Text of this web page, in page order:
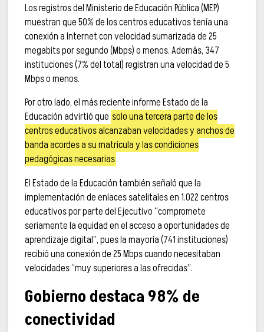
Los registros del Ministerio de Educación Pública (MEP)
muestran que 50% de los centros educativos tenía una
conexión a Internet con velocidad sumarizada de 25
megabits por segundo (Mbps) o menos. Además, 347
instituciones (7% del total) registran una velocidad de 5
Mbps o menos.
Por otro lado, el más reciente informe Estado de la
Educación advirtió que solo una tercera parte de los
centros educativos alcanzaban velocidades y anchos de
banda acordes a su matrícula y las condiciones
pedagógicas necesarias.
El Estado de la Educación también señaló que la
implementación de enlaces satelitales en 1.022 centros
educativos por parte del Ejecutivo “compromete
seriamente la equidad en el acceso a oportunidades de
aprendizaje digital”, pues la mayoría (741 instituciones)
recibió una conexión de 25 Mbps cuando necesitaban
velocidades “muy superiores a las ofrecidas”.
Gobierno destaca 98% de
conectividad